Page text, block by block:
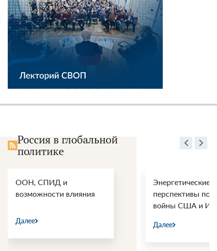
Россия в глобальной
политике
ООН, СПИД и
возможности влияния
Далее
Энергетические
перспективы
войны США и
Далее